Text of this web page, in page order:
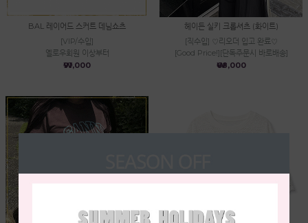
BAL 레이어드 스커트 데님쇼츠
[VIP/수입]
옐로우회원 이상부터
₩91,000
헤이든 실키 크롭셔츠 (화이트)
[직수입] ♡리오더 입고 완료♡
[Good Price!][단독주문시 바로배송]
₩68,000